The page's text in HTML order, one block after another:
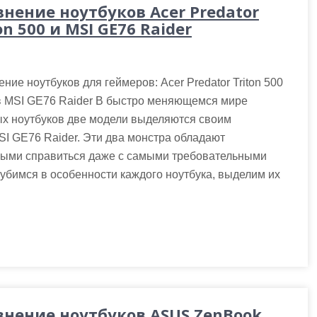
ноутбуков Acer Predator
500 и MSI GE76 Raider
ноутбуков для геймеров: Acer Predator Triton 500
MSI GE76 Raider В быстро меняющемся мире
ноутбуков две модели выделяются своим
GE76 Raider. Эти два монстра обладают
справиться даже с самыми требовательными
в особенности каждого ноутбука, выделим их